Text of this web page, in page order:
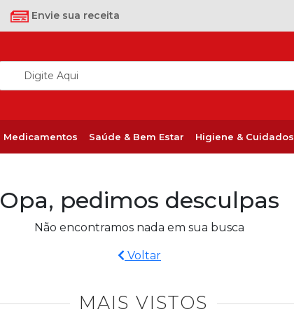
Envie sua receita
Medicamentos Saúde & Bem Estar Higiene & Cuidados
Opa, pedimos desculpas
Não encontramos nada em sua busca
Voltar
MAIS VISTOS